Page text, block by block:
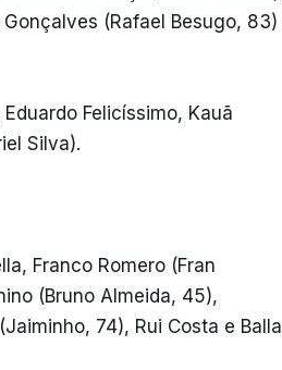
(Rafael Besugo, 83)
Felicíssimo, Kauã
Silva).
Franco Romero (Fran
(Bruno Almeida, 45),
74), Rui Costa e Balla